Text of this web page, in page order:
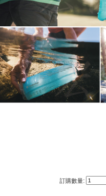
訂購數量: